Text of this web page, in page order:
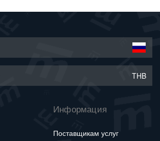
THB
Информация
Поставщикам услуг